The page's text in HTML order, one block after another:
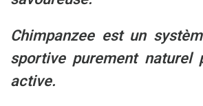
Chimpanzee est un
sportive purement naturel
active.